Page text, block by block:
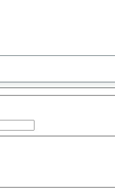
sugestão
encontrada